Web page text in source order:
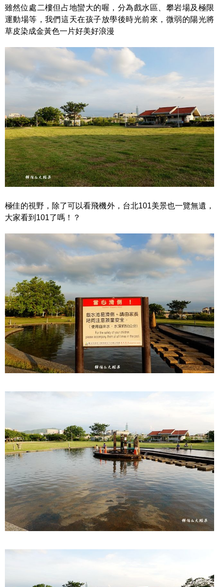
雖然位處二樓但占地蠻大的喔，分為戲水區、攀岩場及極限
運動場等，我們這天在孩子放學後時光前來，微弱的陽光將
草皮染成金黃色一片好美好浪漫
極佳的視野，除了可以看飛機外，台北101美景也一覽無遺，
大家看到101了嗎！？